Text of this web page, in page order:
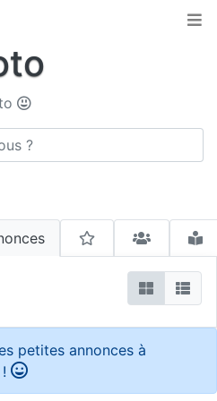
petites annonces à